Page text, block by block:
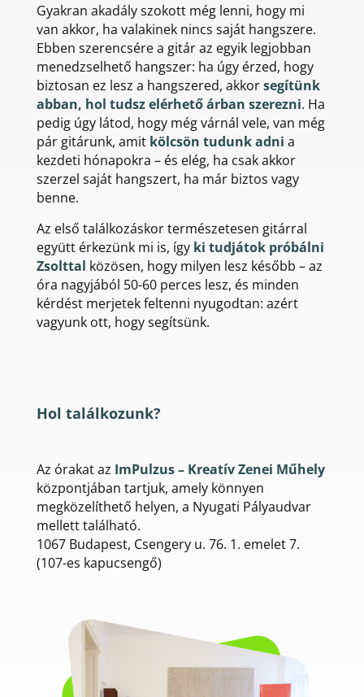
Gyakran akadály szokott még lenni, hogy mi
van akkor, ha valakinek nincs saját hangszere.
Ebben szerencsére a gitár az egyik legjobban
menedzselhető hangszer: ha úgy érzed, hogy
biztosan ez lesz a hangszered, akkorsegítünk
abban, hol tudsz elérhető árban szerezni. Ha
pedig úgy látod, hogy még várnál vele, van még
pár gitárunk, amit kölcsön tudunk adni a
kezdeti hónapokra – és elég, ha csak akkor
szerzel saját hangszert, ha már biztos vagy
benne.
Az első találkozáskor természetesen gitárral
együtt érkezünk mi is, így ki tudjátok próbálni
Zsolttal közösen, hogy milyen lesz később – az
óra nagyjából 50-60 perces lesz, és minden
kérdést merjetek feltenni nyugodtan: azért
vagyunk ott, hogy segítsünk.
Hol találkozunk?
Az órakat az ImPulzus – Kreatív Zenei Műhely
központjában tartjuk, amely könnyen
megközelíthető helyen, a Nyugati Pályaudvar
mellett található.
1067 Budapest, Csengery u. 76. 1. emelet 7.
(107-es kapucsengő)